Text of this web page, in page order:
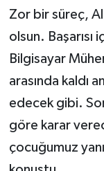
Zor bir süreç,
olsun.
Bilgisayar
arasında kaldı
edecek gibi.
göre karar
çocuğumuz